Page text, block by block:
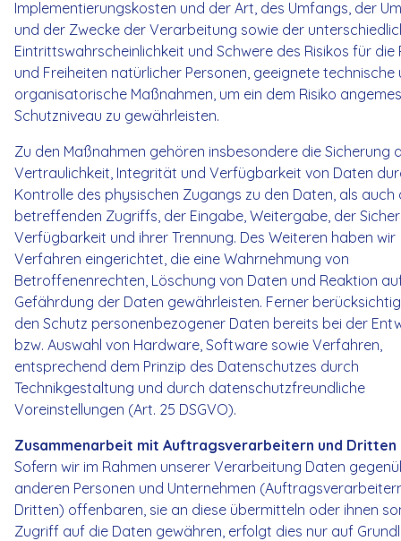
Implementierungskosten und der Art, des Umfangs, der
und der Zwecke der Verarbeitung sowie der
Eintrittswahrscheinlichkeit und Schwere des Risikos für die
und Freiheiten natürlicher Personen, geeignete technische
organisatorische Maßnahmen, um ein dem Risiko
Schutzniveau zu gewährleisten.
Zu den Maßnahmen gehören insbesondere die Sicherung
Vertraulichkeit, Integrität und Verfügbarkeit von Daten
Kontrolle des physischen Zugangs zu den Daten, als auch
betreffenden Zugriffs, der Eingabe, Weitergabe, der
Verfügbarkeit und ihrer Trennung. Des Weiteren haben wir
Verfahren eingerichtet, die eine Wahrnehmung von
Betroffenenrechten, Löschung von Daten und Reaktion
Gefährdung der Daten gewährleisten. Ferner
den Schutz personenbezogener Daten bereits bei der
bzw. Auswahl von Hardware, Software sowie Verfahren,
entsprechend dem Prinzip des Datenschutzes durch
Technikgestaltung und durch datenschutzfreundliche
Voreinstellungen (Art. 25 DSGVO).
Zusammenarbeit mit Auftragsverarbeitern und Dritten
Sofern wir im Rahmen unserer Verarbeitung Daten
anderen Personen und Unternehmen
Dritten) offenbaren, sie an diese übermitteln oder ihnen
Zugriff auf die Daten gewähren, erfolgt dies nur auf